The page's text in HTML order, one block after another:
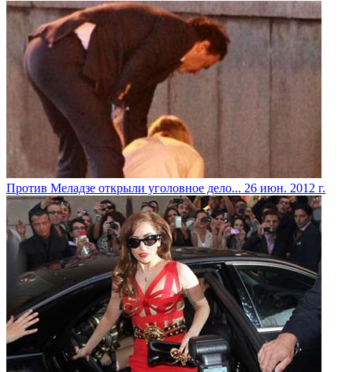
Против Меладзе открыли уголовное дело... 26 июн. 2012 г.